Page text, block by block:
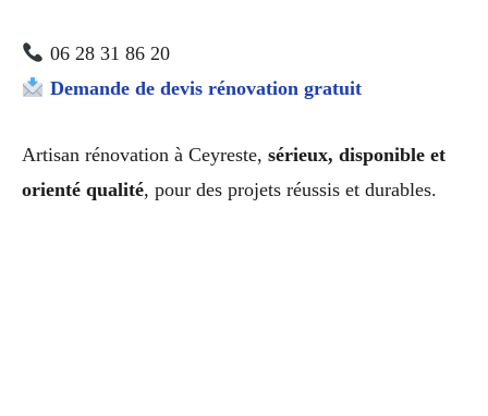
06 28 31 86 20
Demande de devis rénovation gratuit
Artisan rénovation à Ceyreste, sérieux, disponible et
orienté qualité, pour des projets réussis et durables.